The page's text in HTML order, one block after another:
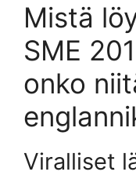
Mistä
SME
onko
Viralliset